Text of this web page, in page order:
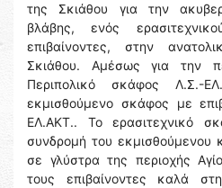
της Σκιάθου για την
βλάβης, ενός
επιβαίνοντες, στην
Σκιάθου. Αμέσως για την
Περιπολικό σκάφος Λ.Σ.-
εκμισθούμενο σκάφος με
ΕΛ.ΑΚΤ.. Το ερασιτεχνικό
συνδρομή του εκμισθούμενου
σε γλύστρα της περιοχής
τους επιβαίνοντες καλά